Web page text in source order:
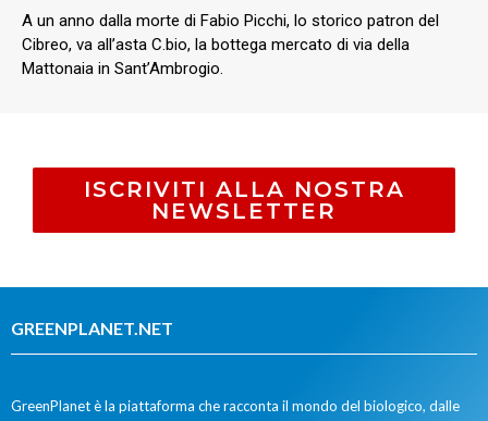
A un anno dalla morte di Fabio Picchi, lo storico patron del
Cibreo, va all’asta C.bio, la bottega mercato di via della
Mattonaia in Sant’Ambrogio.
ISCRIVITI ALLA NOSTRA
NEWSLETTER
GREENPLANET.NET
GreenPlanet è la piattaforma che racconta il mondo del biologico, dalle